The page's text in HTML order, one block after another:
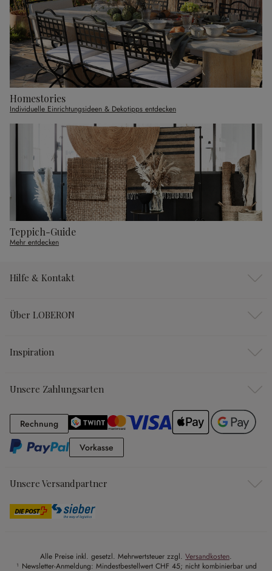
Homestories
Individuelle Einrichtungsideen & Dekotipps entdecken
Teppich-Guide
Mehr entdecken
Hilfe & Kontakt
Über LOBERON
Inspiration
Unsere Zahlungsarten
RechnungRechnung
Vorkasse
Unsere Versandpartner
Alle Preise inkl. gesetzl. Mehrwertsteuer zzgl. Versandkosten.
¹ Newsletter-Anmeldung: Mindestbestellwert CHF 45; nicht kombinierbar und